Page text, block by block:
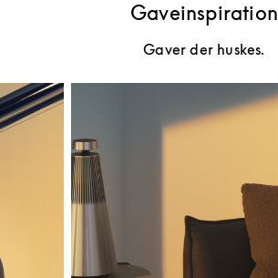
Gaveinspiration
Gaver der huskes.